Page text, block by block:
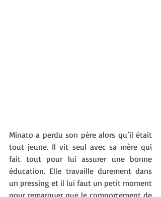
Minato a perdu son père alors qu’il était
tout jeune. Il vit seul avec sa mère qui
fait tout pour lui assurer une bonne
éducation. Elle travaille durement dans
un pressing et il lui faut un petit moment